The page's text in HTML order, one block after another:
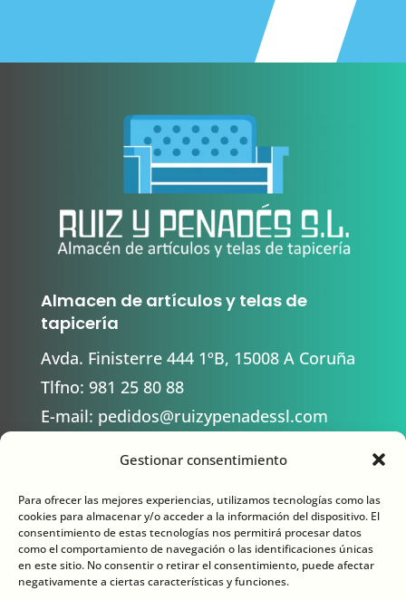
Gestionar consentimiento
Para ofrecer las mejores experiencias, utilizamos tecnologías como las
cookies para almacenar y/o acceder a la información del dispositivo. El
consentimiento de estas tecnologías nos permitirá procesar datos
como el comportamiento de navegación o las identificaciones únicas
en este sitio. No consentir o retirar el consentimiento, puede afectar
negativamente a ciertas características y funciones.
Almacen de artículos y telas de
tapicería
Avda. Finisterre 444 1ºB, 15008 A Coruña
Tlfno: 981 25 80 88
E-mail: pedidos@ruizypenadessl.com
Contacto